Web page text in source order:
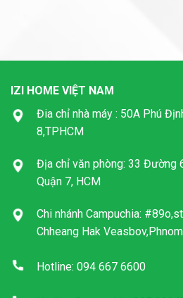
IZI HOME VIỆT NAM
Đia chỉ nhà máy : 50A Phú
8,TPHCM
Địa chỉ văn phòng: 33 Đường
Quận 7, HCM
Chi nhánh Campuchia:
Chheang Hak
Hotline: 094 667 6600